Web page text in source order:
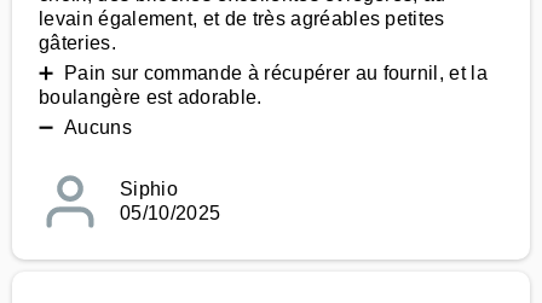
levain également, et de très agréables petites
gâteries.
➕ Pain sur commande à récupérer au fournil, et la
boulangère est adorable.
➖ Aucuns
Siphio
05/10/2025